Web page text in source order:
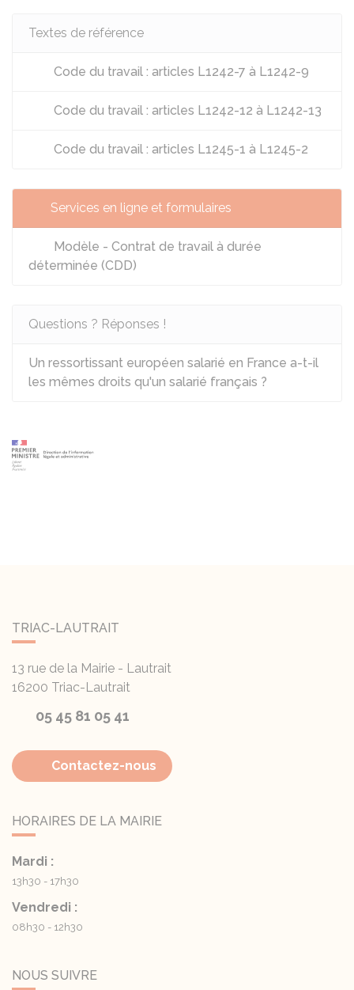
Textes de référence
Code du travail : articles L1242-7 à L1242-9
Code du travail : articles L1242-12 à L1242-13
Code du travail : articles L1245-1 à L1245-2
Services en ligne et formulaires
Modèle - Contrat de travail à durée
déterminée (CDD)
Questions ? Réponses !
Un ressortissant européen salarié en France a-t-il
les mêmes droits qu'un salarié français ?
TRIAC-LAUTRAIT
13 rue de la Mairie - Lautrait
16200 Triac-Lautrait
05 45 81 05 41
Contactez-nous
HORAIRES DE LA MAIRIE
Mardi :
13h30 - 17h30
Vendredi :
08h30 - 12h30
NOUS SUIVRE